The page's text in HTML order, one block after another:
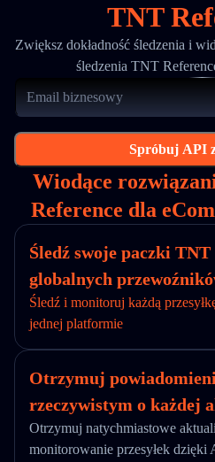
TNT
Zwiększ dokładność śledzenia i
śledzenia TNT
Spróbuj API
Wiodące
Reference dla
Śledź swoje paczki TNT
globalnych
Śledź i monitoruj każdą
jednej platformie
Otrzymuj
rzeczywistym o każdej
Otrzymuj natychmiastowe
monitorowanie przesyłek dzięki